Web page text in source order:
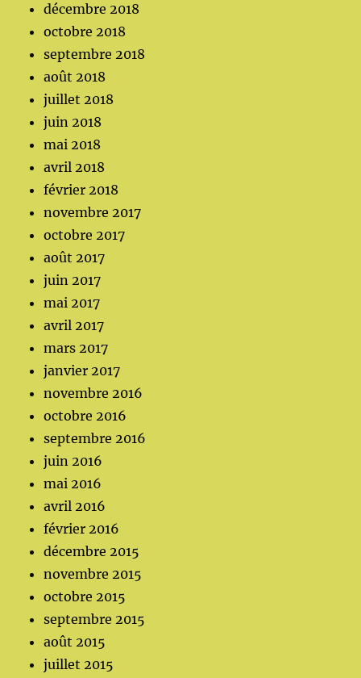
décembre 2018
octobre 2018
septembre 2018
août 2018
juillet 2018
juin 2018
mai 2018
avril 2018
février 2018
novembre 2017
octobre 2017
août 2017
juin 2017
mai 2017
avril 2017
mars 2017
janvier 2017
novembre 2016
octobre 2016
septembre 2016
juin 2016
mai 2016
avril 2016
février 2016
décembre 2015
novembre 2015
octobre 2015
septembre 2015
août 2015
juillet 2015